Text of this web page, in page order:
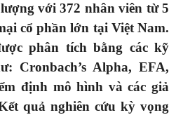
với 372 nhân viên từ 5
cổ phần lớn tại Việt Nam.
phân tích bằng các kỹ
Cronbach’s Alpha, EFA,
định mô hình và các giả
quả nghiên cứu kỳ vọng